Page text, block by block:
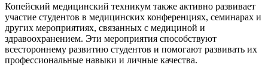
Копейский медицинский техникум также активно развивает
участие студентов в медицинских конференциях, семинарах и
других мероприятиях, связанных с медициной и
здравоохранением. Эти мероприятия способствуют
всестороннему развитию студентов и помогают развивать их
профессиональные навыки и личные качества.